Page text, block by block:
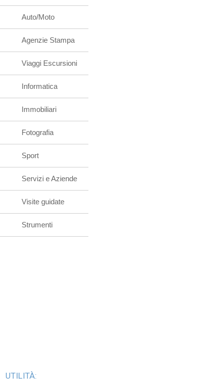
Auto/Moto
Agenzie Stampa
Viaggi Escursioni
Informatica
Immobiliari
Fotografia
Sport
Servizi e Aziende
Visite guidate
Strumenti
UTILITÀ: